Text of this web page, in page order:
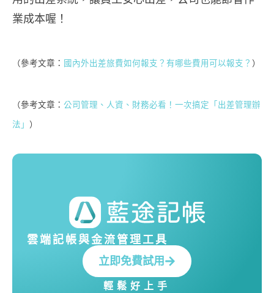
業成本喔！
（參考文章： 國內外出差旅費如何報支？有哪些費用可以報支？ ）
（參考文章： 公司管理、人資、財務必看！一次搞定「出差管理辦
法」 ）
雲端記帳與金流管理工具
立即免費試用
輕鬆好上手